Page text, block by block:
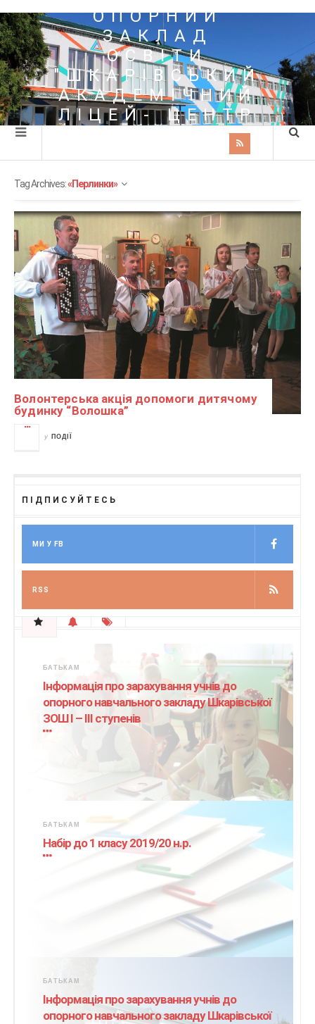
ОПОРНИЙ
ЗАКЛАД
ОСВІТИ
"ШКАРІВСЬКИЙ
АКАДЕМІЧНИЙ
ЛІЦЕЙ- ЦЕНТР
ПОЗАШКІЛЬНОЇ
Tag Archives:«Перлинки»
Волонтерська акція допомоги дитячому
будинку “Волошка”
у ПОДІЇ
ПІДПИСУЙТЕСЬ
МИ У FB
RSS
БАТЬКАМ
Інформація про зарахування учнів до
опорного навчального закладу Шкарівської
ЗОШ І – ІІІ ступенів
БАТЬКАМ
Набір до 1 класу 2019/20 н.р.
БАТЬКАМ
Інформація про зарахування учнів до
опорного навчального закладу Шкарівської